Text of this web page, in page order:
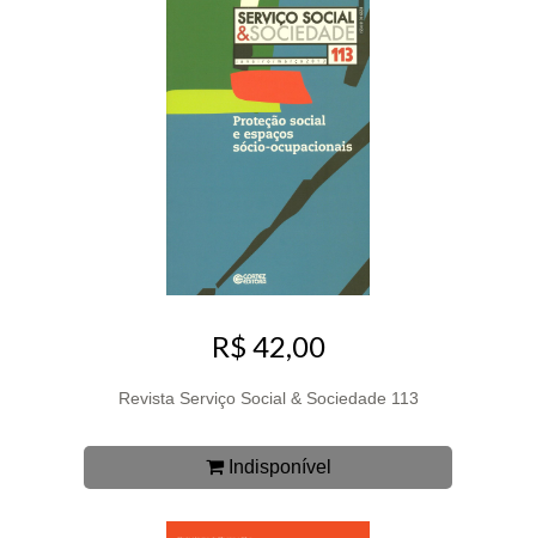
R$ 42,00
Revista Serviço Social & Sociedade 113
Indisponível